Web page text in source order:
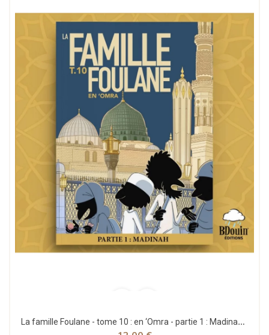
La famille Foulane - tome 10 : en ‘Omra - partie 1 : Madinah - Bdouin